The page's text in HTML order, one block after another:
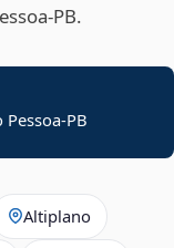
PB
Altiplano